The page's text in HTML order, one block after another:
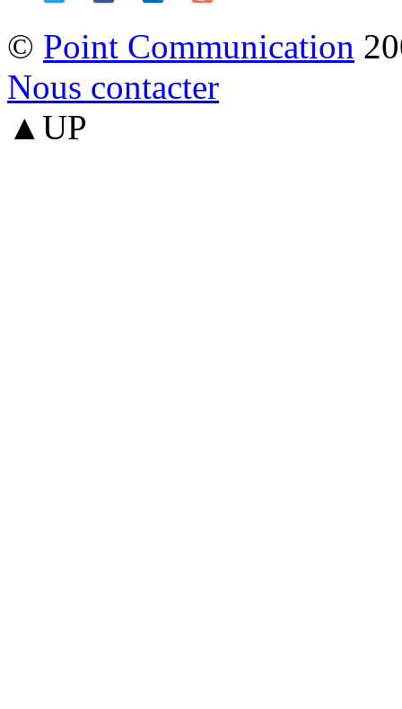
© Point Communication
Nous contacter
▲UP